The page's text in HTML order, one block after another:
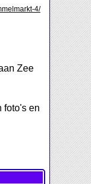
4/
Zee
foto's en